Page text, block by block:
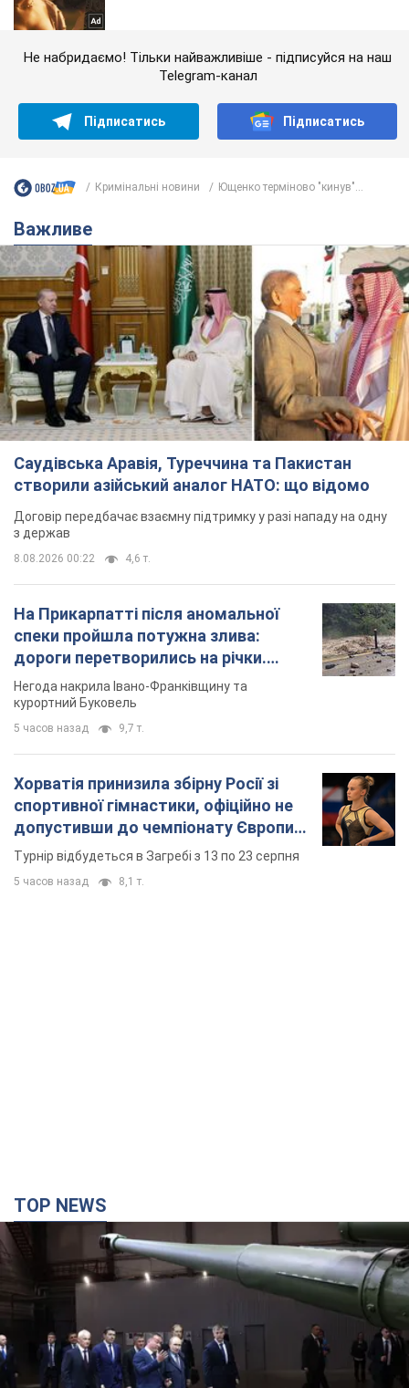
Не набридаємо! Тільки найважливіше - підписуйся на наш
Telegram-канал
Підписатись Підписатись
Кримінальні новини Ющенко терміново "кинув"...
Важливе
Саудівська Аравія, Туреччина та Пакистан
створили азійський аналог НАТО: що відомо
Договір передбачає взаємну підтримку у разі нападу на одну
з держав
8.08.2026 00:22 4,6 т.
На Прикарпатті після аномальної
спеки пройшла потужна злива:
дороги перетворились на річки.
Відео
Негода накрила Івано-Франківщину та
курортний Буковель
5 часов назад 9,7 т.
Хорватія принизила збірну Росії зі
спортивної гімнастики, офіційно не
допустивши до чемпіонату Європи
основних спортсменів
Турнір відбудеться в Загребі з 13 по 23 серпня
5 часов назад 8,1 т.
TOP NEWS